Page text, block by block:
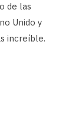
de las
Unido y
increíble.